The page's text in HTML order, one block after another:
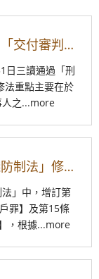
刑事訴訟法制度轉型，「交付審判程序」准予告訴人提自訴
日三讀通過「刑
法重點主要在於
人之...more
立法院三讀通過「洗錢防制法」修正案! 無正當理由收集/交付帳戶將構成收集/交付帳戶罪!
」中，增訂第
罪】及第15條
，根據...more